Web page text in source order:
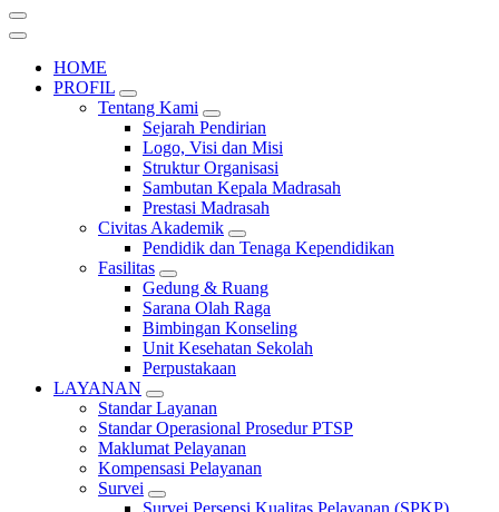
HOME
PROFIL
Tentang Kami
Sejarah Pendirian
Logo, Visi dan Misi
Struktur Organisasi
Sambutan Kepala Madrasah
Prestasi Madrasah
Civitas Akademik
Pendidik dan Tenaga Kependidikan
Fasilitas
Gedung & Ruang
Sarana Olah Raga
Bimbingan Konseling
Unit Kesehatan Sekolah
Perpustakaan
LAYANAN
Standar Layanan
Standar Operasional Prosedur PTSP
Maklumat Pelayanan
Kompensasi Pelayanan
Survei
Survei Persepsi Kualitas Pelayanan (SPKP)